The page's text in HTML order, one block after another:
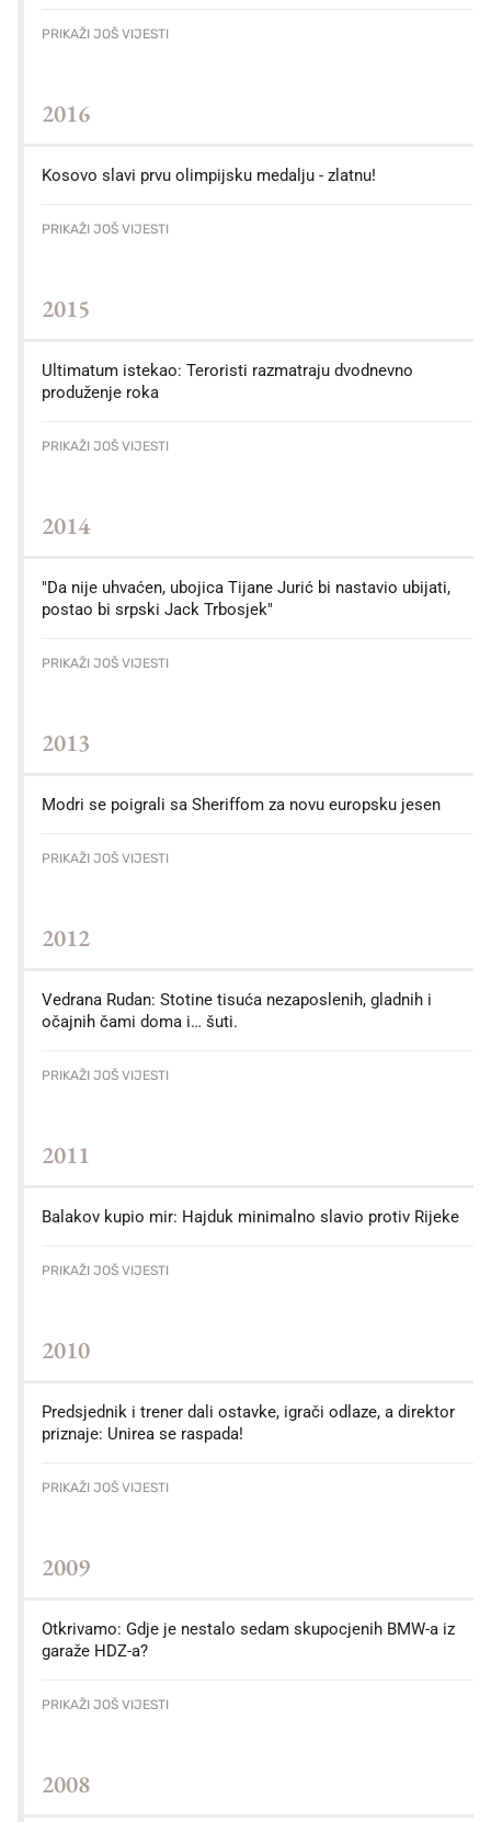
PRIKAŽI JOŠ VIJESTI
2016
Kosovo slavi prvu olimpijsku medalju - zlatnu!
PRIKAŽI JOŠ VIJESTI
2015
Ultimatum istekao: Teroristi razmatraju dvodnevno
produženje roka
PRIKAŽI JOŠ VIJESTI
2014
"Da nije uhvaćen, ubojica Tijane Jurić bi nastavio ubijati,
postao bi srpski Jack Trbosjek"
PRIKAŽI JOŠ VIJESTI
2013
Modri se poigrali sa Sheriffom za novu europsku jesen
PRIKAŽI JOŠ VIJESTI
2012
Vedrana Rudan: Stotine tisuća nezaposlenih, gladnih i
očajnih čami doma i… šuti.
PRIKAŽI JOŠ VIJESTI
2011
Balakov kupio mir: Hajduk minimalno slavio protiv Rijeke
PRIKAŽI JOŠ VIJESTI
2010
Predsjednik i trener dali ostavke, igrači odlaze, a direktor
priznaje: Unirea se raspada!
PRIKAŽI JOŠ VIJESTI
2009
Otkrivamo: Gdje je nestalo sedam skupocjenih BMW-a iz
garaže HDZ-a?
PRIKAŽI JOŠ VIJESTI
2008